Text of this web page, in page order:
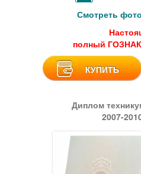
Смотреть
полный
КУПИТЬ
Диплом
2007-